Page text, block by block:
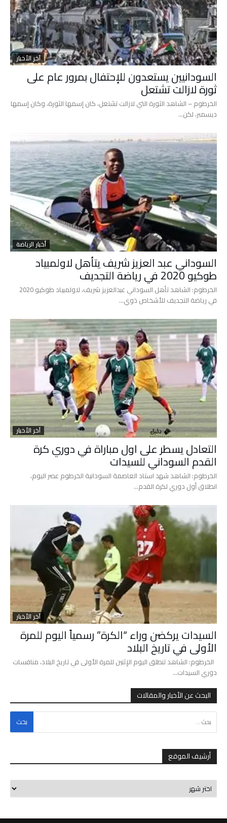
آخر الأخبار
السودانيين يستعدون للإحتفال بمرور عام على
ثورة لازالت تشتعل
الخرطوم – الشاهد الثورة التي لازالت تشتعل، كان إسمها الثورة، وكان إسمها
ديسمبر، لكن…
أخبار الرياضة
السوداني عبد العزيز شريف يتأهل لاولمبياد
طوكيو 2020 في رياضة التجديف
الخرطوم: الشاهد تأهل السوداني عبدالعزيز شريف، لاولمبياد طوكيو 2020
في رياضة التجديف للأشخاص ذوي…
آخر الأخبار
التعادل يسطر على اول مباراة في دوري كرة
القدم السوداني للسيدات
الخرطوم: الشاهد شهد استاد العاصمة السودانية الخرطوم عصر اليوم،
انطلاق أول دوري لكرة القدم…
آخر الأخبار
السيدات يركضن وراء “الكرة” رسمياً اليوم للمرة
الأولى في تاريخ البلاد
الخرطوم: الشاهد تنطلق اليوم الإثنين للمرة الأولى في تاريخ البلاد، منافسات
دوري السيدات…
البحث عن الأخبار والمقالات
البحث عن:
أرشيف الموقع
الموقع